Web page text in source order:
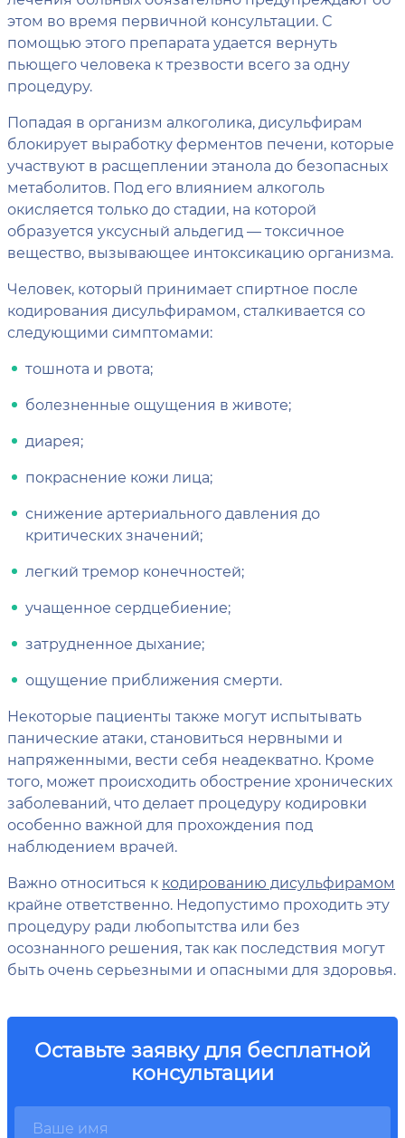
этом во время первичной консультации. С
помощью этого препарата удается вернуть
пьющего человека к трезвости всего за одну
процедуру.
Попадая в организм алкоголика, дисульфирам
блокирует выработку ферментов печени, которые
участвуют в расщеплении этанола до безопасных
метаболитов. Под его влиянием алкоголь
окисляется только до стадии, на которой
образуется уксусный альдегид — токсичное
вещество, вызывающее интоксикацию организма.
Человек, который принимает спиртное после
кодирования дисульфирамом, сталкивается со
следующими симптомами:
тошнота и рвота;
болезненные ощущения в животе;
диарея;
покраснение кожи лица;
снижение артериального давления до
критических значений;
легкий тремор конечностей;
учащенное сердцебиение;
затрудненное дыхание;
ощущение приближения смерти.
Некоторые пациенты также могут испытывать
панические атаки, становиться нервными и
напряженными, вести себя неадекватно. Кроме
того, может происходить обострение хронических
заболеваний, что делает процедуру кодировки
особенно важной для прохождения под
наблюдением врачей.
Важно относиться к кодированию дисульфирамом
крайне ответственно. Недопустимо проходить эту
процедуру ради любопытства или без
осознанного решения, так как последствия могут
быть очень серьезными и опасными для здоровья.
Оставьте заявку для бесплатной
консультации